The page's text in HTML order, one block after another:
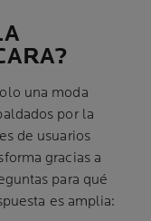
una moda
por la
de usuarios
gracias a
para qué
es amplia: